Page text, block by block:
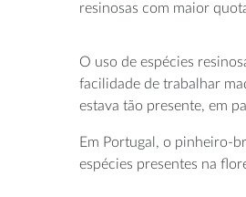
resinosas com maior
O uso de espécies
facilidade de trabalhar
estava tão presente, em
Em Portugal, o pinheiro-
espécies presentes na